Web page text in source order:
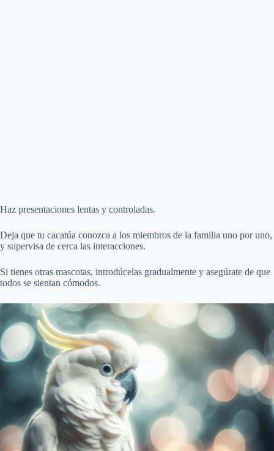
Haz presentaciones lentas y controladas.
Deja que tu cacatúa conozca a los miembros de la familia uno por uno,
y supervisa de cerca las interacciones.
Si tienes otras mascotas, introdúcelas gradualmente y asegúrate de que
todos se sientan cómodos.